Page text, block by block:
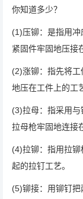
你知道多少？
(1)压铆：是指用
紧固件牢固地压接
(2)涨铆：指先将
地压在工件上的工
(3)拉母：指采用
拉母枪牢固地连接
(4)拉铆：指用拉
起的拉钉工艺。
(5)铆接：用铆钉